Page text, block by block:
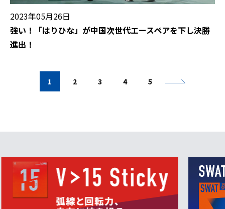
2023年05月26日
強い！「はりひな」が中国次世代エースペアを下し決勝
進出！
1 2 3 4 5